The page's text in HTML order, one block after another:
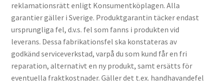
reklamationsrätt enligt Konsumentköplagen. Alla
garantier gäller i Sverige. Produktgarantin täcker endast
ursprungliga fel, d.v.s. fel som fanns i produkten vid
leverans. Dessa fabrikationsfel ska konstateras av
godkänd serviceverkstad, varpå du som kund får en fri
reparation, alternativt en ny produkt, samt ersätts för
eventuella fraktkostnader. Gäller det t.ex. handhavandefel